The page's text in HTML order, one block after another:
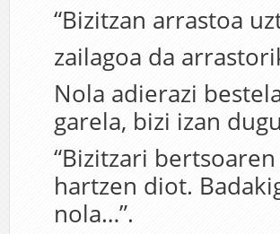
“Bizitzan arrastoa
zailagoa da
Nola adierazi
garela, bizi izan
“Bizitzari
hartzen diot.
nola…”.